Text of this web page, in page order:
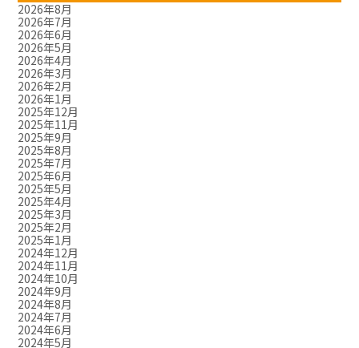
2026年8月
2026年7月
2026年6月
2026年5月
2026年4月
2026年3月
2026年2月
2026年1月
2025年12月
2025年11月
2025年9月
2025年8月
2025年7月
2025年6月
2025年5月
2025年4月
2025年3月
2025年2月
2025年1月
2024年12月
2024年11月
2024年10月
2024年9月
2024年8月
2024年7月
2024年6月
2024年5月